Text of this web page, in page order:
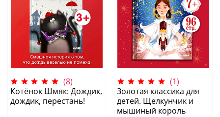
(8)
Котёнок Шмяк: Дождик,
дождик, перестань!
(1)
Золотая классика для
детей. Щелкунчик и
мышиный король